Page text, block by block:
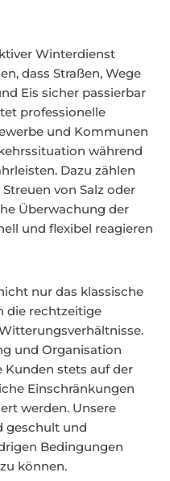
Winterdienst
dass Straßen, Wege
Eis sicher passierbar
professionelle
und Kommunen
während
Dazu zählen
von Salz oder
Überwachung der
und flexibel reagieren
nur das klassische
die rechtzeitige
und Organisation
Kunden stets auf der
Einschränkungen
werden. Unsere
geschult und
Bedingungen
können.